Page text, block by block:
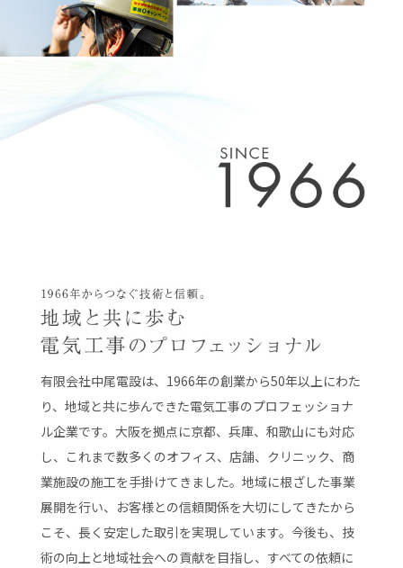
有限会社中尾電設は、1966年の創業から50年以上にわた
り、地域と共に歩んできた電気工事のプロフェッショナ
ル企業です。大阪を拠点に京都、兵庫、和歌山にも対応
し、これまで数多くのオフィス、店舗、クリニック、商
業施設の施工を手掛けてきました。地域に根ざした事業
展開を行い、お客様との信頼関係を大切にしてきたから
こそ、長く安定した取引を実現しています。今後も、技
術の向上と地域社会への貢献を目指し、すべての依頼に